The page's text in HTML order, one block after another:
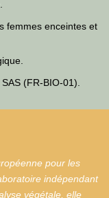
femmes enceintes et
(FR-BIO-01).
pour les
indépendant
végétale, elle